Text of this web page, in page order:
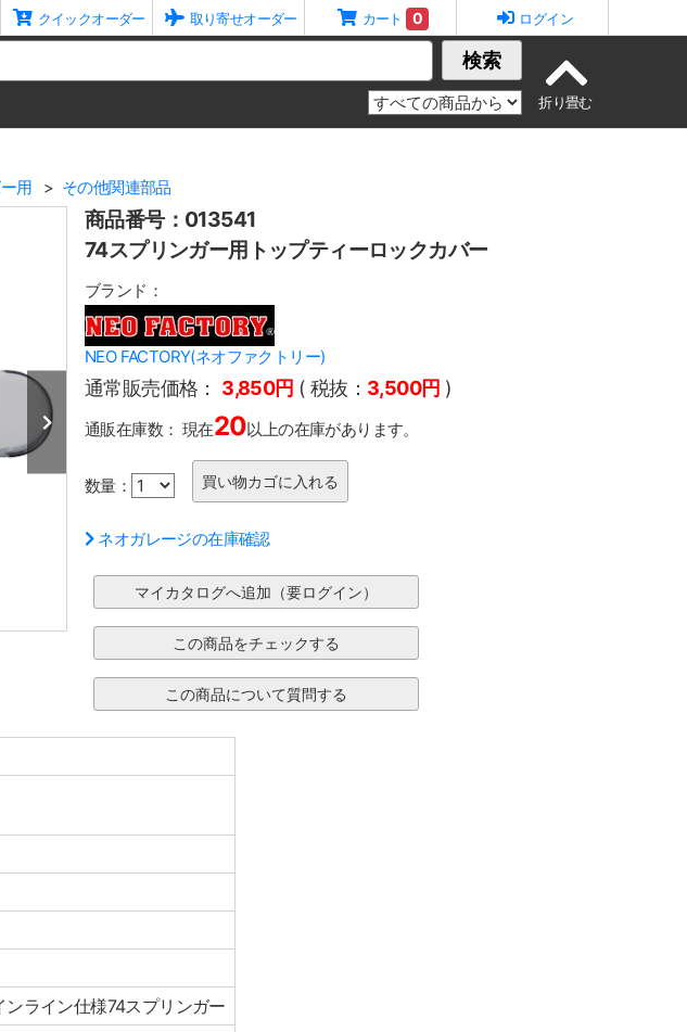
クイックオーダー 取り寄せオーダー カート 0 ログイン
検索
用 その他関連部品
商品番号：013541
74スプリンガー用トップティーロックカバー
ブランド：
NEO FACTORY(ネオファクトリー)
通常販売価格： 3,850円 ( 税抜： 3,500円 )
通販在庫数： 現在20以上の在庫があります。
数量：
ネオガレージの在庫確認
ライン仕様74スプリンガー